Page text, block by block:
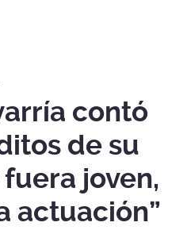
contó
de su
fuera joven,
actuación”